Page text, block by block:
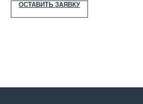
ОСТАВИТЬ ЗАЯВКУ